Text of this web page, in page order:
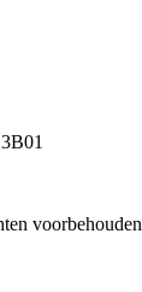
voorbehouden